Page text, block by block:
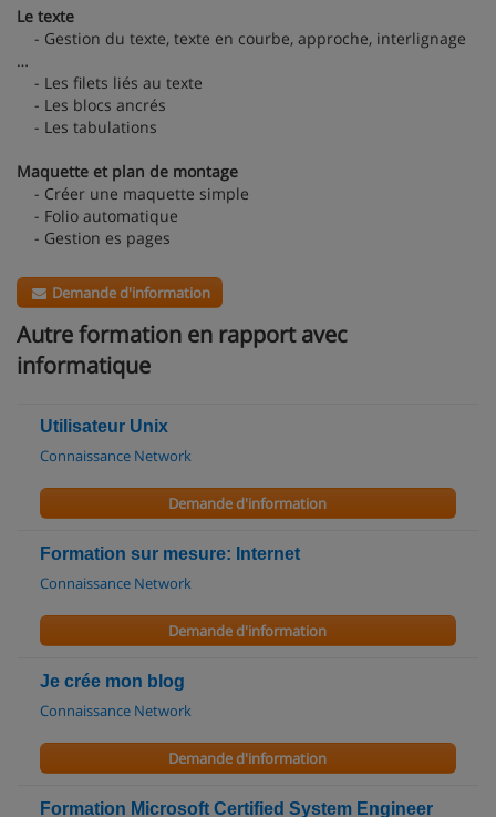
Le texte
- Gestion du texte, texte en courbe, approche, interlignage
…
- Les filets liés au texte
- Les blocs ancrés
- Les tabulations
Maquette et plan de montage
- Créer une maquette simple
- Folio automatique
- Gestion es pages
Demande d'information
Autre formation en rapport avec
informatique
Utilisateur Unix
Connaissance Network
Demande d'information
Formation sur mesure: Internet
Connaissance Network
Demande d'information
Je crée mon blog
Connaissance Network
Demande d'information
Formation Microsoft Certified System Engineer